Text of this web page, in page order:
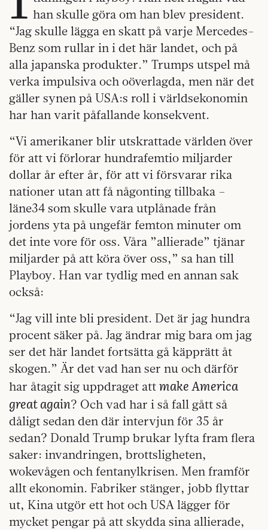
han skulle göra om han blev president.
“Jag skulle lägga en skatt på varje Mercedes-
Benz som rullar in i det här landet, och på
alla japanska produkter.” Trumps utspel må
verka impulsiva och oöverlagda, men när det
gäller synen på USA:s roll i världsekonomin
har han varit påfallande konsekvent.
“Vi amerikaner blir utskrattade världen över
för att vi förlorar hundrafemtio miljarder
dollar år efter år, för att vi försvarar rika
nationer utan att få någonting tillbaka –
läne34 som skulle vara utplånade från
jordens yta på ungefär femton minuter om
det inte vore för oss. Våra ”allierade” tjänar
miljarder på att köra över oss,” sa han till
Playboy. Han var tydlig med en annan sak
också:
“Jag vill inte bli president. Det är jag hundra
procent säker på. Jag ändrar mig bara om jag
ser det här landet fortsätta gå käpprätt åt
skogen.” Är det vad han ser nu och därför
har åtagit sig uppdraget att make America
great again? Och vad har i så fall gått så
dåligt sedan den där intervjun för 35 år
sedan? Donald Trump brukar lyfta fram flera
saker: invandringen, brottsligheten,
wokevågen och fentanylkrisen. Men framför
allt ekonomin. Fabriker stänger, jobb flyttar
ut, Kina utgör ett hot och USA lägger för
mycket pengar på att skydda sina allierade,